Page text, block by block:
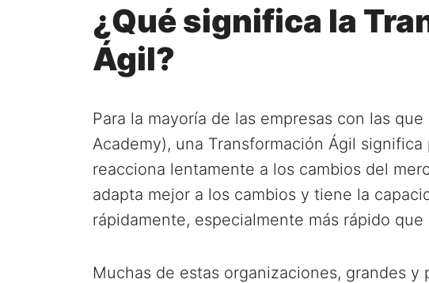
¿Qué significa la
Ágil?
Para la mayoría de las empresas con las
Academy), una Transformación Ágil
reacciona lentamente a los cambios del
adapta mejor a los cambios y tiene la
rápidamente, especialmente más rápido
Muchas de estas organizaciones, grandes y